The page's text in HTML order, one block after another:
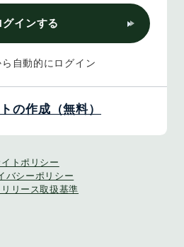
グインする
ら自動的にログイン
の作成（無料）
トポリシー
バシーポリシー
リース取扱基準